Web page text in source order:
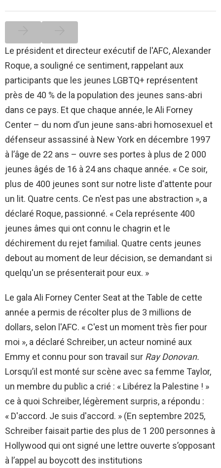
Le président et directeur exécutif de l'AFC, Alexander
Roque, a souligné ce sentiment, rappelant aux
participants que les jeunes LGBTQ+ représentent
près de 40 % de la population des jeunes sans-abri
dans ce pays. Et que chaque année, le Ali Forney
Center – du nom d’un jeune sans-abri homosexuel et
défenseur assassiné à New York en décembre 1997
à l’âge de 22 ans – ouvre ses portes à plus de 2 000
jeunes âgés de 16 à 24 ans chaque année. « Ce soir,
plus de 400 jeunes sont sur notre liste d'attente pour
un lit. Quatre cents. Ce n'est pas une abstraction », a
déclaré Roque, passionné. « Cela représente 400
jeunes âmes qui ont connu le chagrin et le
déchirement du rejet familial. Quatre cents jeunes
debout au moment de leur décision, se demandant si
quelqu'un se présenterait pour eux. »
Le gala Ali Forney Center Seat at the Table de cette
année a permis de récolter plus de 3 millions de
dollars, selon l'AFC. « C'est un moment très fier pour
moi », a déclaré Schreiber, un acteur nominé aux
Emmy et connu pour son travail sur Ray Donovan.
Lorsqu’il est monté sur scène avec sa femme Taylor,
un membre du public a crié : « Libérez la Palestine ! »
ce à quoi Schreiber, légèrement surpris, a répondu :
« D'accord. Je suis d'accord. » (En septembre 2025,
Schreiber faisait partie des plus de 1 200 personnes à
Hollywood qui ont signé une lettre ouverte s’opposant
à l’appel au boycott des institutions